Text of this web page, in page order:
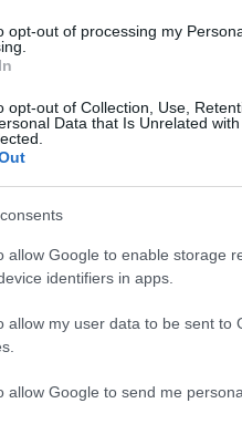
opt-out of processing my
opt-out of Collection, Use,
Data that Is Unrelated
allow Google to enable storage
identifiers in apps.
allow my user data to be sent to
allow Google to send me
de mercado de 1,2 millones
en cuatro partidos de
El 'Efecto Xavi' llega a
gran semana de competiciones
del Barça lideran la lista de
de esta semana en Comunio.
triunfadores del mes